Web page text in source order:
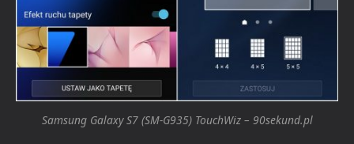
Samsung Galaxy S7 (SM-G935) TouchWiz – 90sekund.pl